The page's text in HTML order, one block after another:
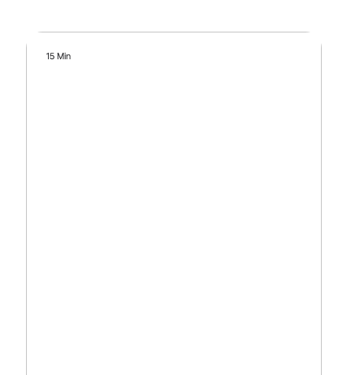
15 Min